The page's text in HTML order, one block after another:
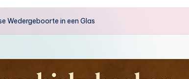
Wedergeboorte in een Glas